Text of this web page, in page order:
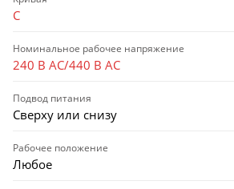
C
Номинальное рабочее напряжение
240 В AC/440 В AC
Подвод питания
Сверху или снизу
Рабочее положение
Любое